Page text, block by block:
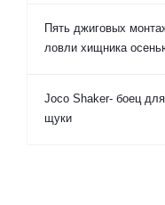
Пять джиговых
ловли хищника
Joco Shaker- боец
щуки